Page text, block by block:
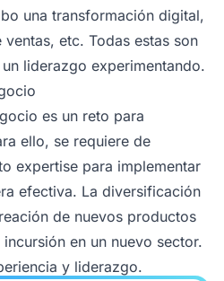
una transformación digital,
etc. Todas estas son
liderazgo experimentando.
es un reto para
ello, se requiere de
expertise para implementar
efectiva. La diversificación
de nuevos productos
en un nuevo sector.
y liderazgo.